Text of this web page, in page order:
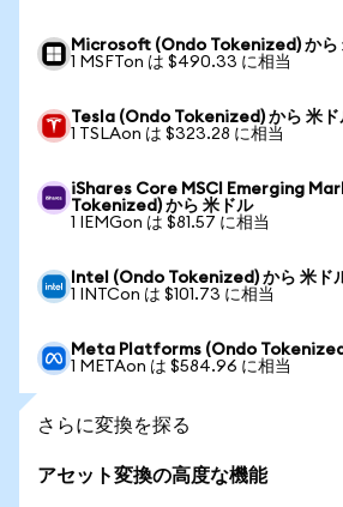
Microsoft (Ondo Tokenized) から
1 MSFTon は $490.33 に相当
Tesla (Ondo Tokenized) から 米ド
1 TSLAon は $323.28 に相当
iShares Core MSCI Emerging
Tokenized) から 米ドル
1 IEMGon は $81.57 に相当
Intel (Ondo Tokenized) から 米ド
1 INTCon は $101.73 に相当
Meta Platforms (Ondo
1 METAon は $584.96 に相当
さらに変換を探る
アセット変換の高度な機能